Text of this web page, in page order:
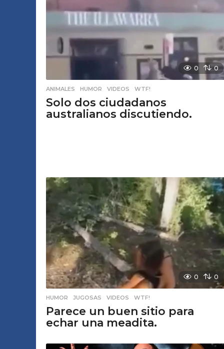
0 0
ANIMALES ,HUMOR ,VIDEOS ,WTF!
Solo dos ciudadanos
australianos discutiendo.
0 0
HUMOR ,JUGOSAS ,VIDEOS ,WTF!
Parece un buen sitio para
echar una meadita.